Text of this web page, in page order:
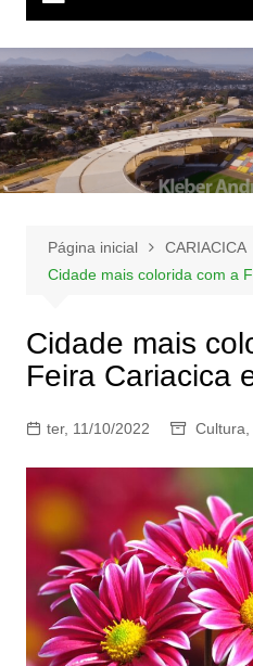
Página inicial CARIACICA
Cidade mais colorida com a
Cidade mais
Feira Cariacica
ter, 11/10/2022 Cultura